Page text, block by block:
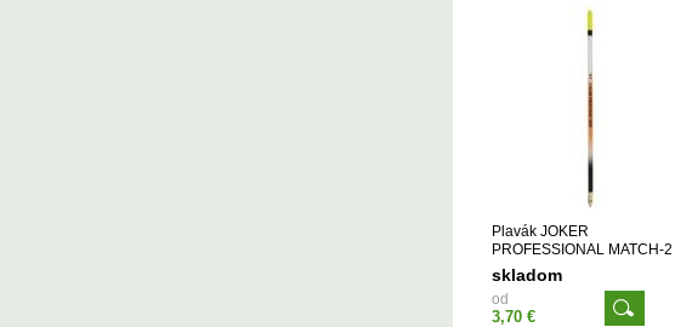
Plavák JOKER
PROFESSIONAL MATCH-2
(2-8g)
skladom
od
3,70 €